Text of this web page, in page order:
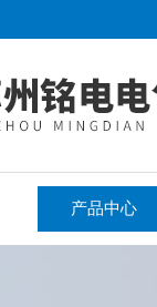
产品中心